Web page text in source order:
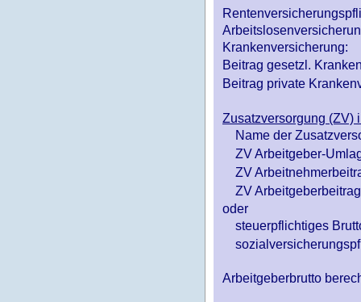
Krankenversicherung:
Beitrag gesetzl.
Beitrag private
Zusatzversorgung (ZV)
Name der
ZV Arbeitgeber-
ZV
ZV
oder
steuerpflichtiges
Arbeitgeberbrutto